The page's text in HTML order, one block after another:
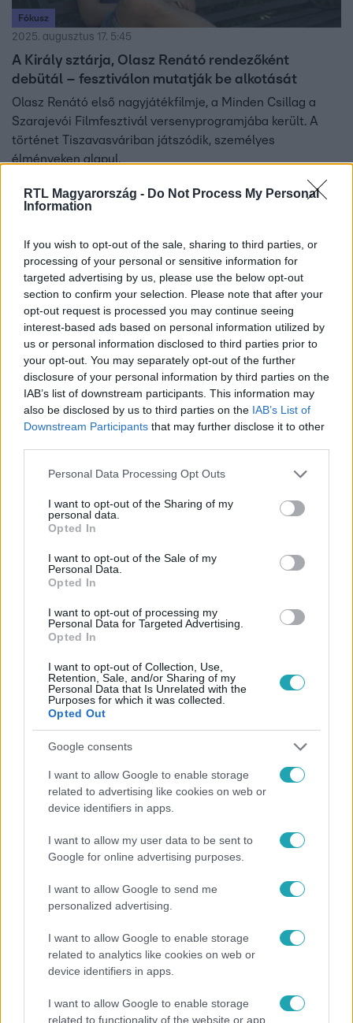
RTL Magyarország - Do Not Process My Personal
Information
If you wish to opt-out of the sale, sharing to third parties, or
processing of your personal or sensitive information for
targeted advertising by us, please use the below opt-out
section to confirm your selection. Please note that after your
opt-out request is processed you may continue seeing
interest-based ads based on personal information utilized by
us or personal information disclosed to third parties prior to
your opt-out. You may separately opt-out of the further
disclosure of your personal information by third parties on the
IAB’s list of downstream participants. This information may
also be disclosed by us to third parties on the IAB’s List of
Downstream Participants that may further disclose it to other
Please note that this website/app uses one or more Google
not limited to your visit or usage behaviour. You may click to
grant or deny consent to Google and its third-party tags to
use your data for below specified purposes in below Google
consent section.
Personal Data Processing Opt Outs
I want to opt-out of the Sharing of my
personal data.
Opted In
I want to opt-out of the Sale of my
Personal Data.
Opted In
I want to opt-out of processing my
Personal Data for Targeted Advertising.
Opted In
I want to opt-out of Collection, Use,
Retention, Sale, and/or Sharing of my
Personal Data that Is Unrelated with the
Purposes for which it was collected.
Opted Out
Google consents
I want to allow Google to enable storage
related to advertising like cookies on web or
device identifiers in apps.
I want to allow my user data to be sent to
Google for online advertising purposes.
I want to allow Google to send me
personalized advertising.
I want to allow Google to enable storage
related to analytics like cookies on web or
device identifiers in apps.
I want to allow Google to enable storage
related to functionality of the website or app.
Fókusz
2025. augusztus 17. 5:45
A Király sztárja, Olasz Renátó rendezőként
debütál – fesztiválon mutatják be alkotását
Olasz Renátó első nagyjátékfilmje, a Minden Csillag a
Szarajevói Filmfesztivál versenyprogramjába került. A
történet Tiszavasváriban játszódik, személyes
élményeken alapul.
A Király sztárja rendezőként debütál – Tarr Béla is
A Minden csillag című film a budapesti fiatalok
rendezte, Tarr Béla producerként segítette.
Kultúra
2024. július 25. 9:57
Rubi Anna filmje nyitja a 30. Szarajevói
Filmfesztivál dokumentumfilmes
versenyprogramját
Az idén 30. jubileumát ünneplő augusztus 16-án kezdődő
Szarajevói Filmfesztivál kihirdette a programját. A
alkotással, Rubi Anna Az életed nélkülem című filmjével